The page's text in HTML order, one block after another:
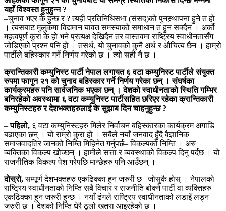
यहाँ विश्वस्त हुनुहुन्न ?
–चुनाव भएर के हुन्छ र ? त्यही प्रतिनिधिसभा (संसद)को पुनस्र्थापना हुने त हो
। त्यसबाट मुलुकमा विद्यमान यावत समस्याको समाधान त हुन सक्दैन । अर्को
महत्वपूर्ण कुरा के हो भने प्रत्यक्ष देखिदैन तर वास्तवमा राष्ट्रिय स्वाधीनतासँग
जोडिएको प्रश्न पनि हो । तसर्थ, यो चुनावको कुनै अर्थ र औचित्य छैन । हाम्रो
पार्टीले बहिस्कार गर्ने निर्णय गरेको छ । त्यो सही नै छ ।
क्रान्तिकारी कम्युनिस्ट पार्टी नेपाल लगायत ६ वटा कम्युनिस्ट पार्टीले संयुक्त
रुपमा फागुन २१ को चुनाव बहिस्कार गर्ने निर्णय गरेका छन् । संघर्षका
कार्यक्रमहरु पनि सार्वजनिक भएका छन् । देशको स्वाधीनताको स्थिति गम्भिर
बनिरहेको अवस्थामा ६ वटा कम्युनिस्ट पार्टीसहित छरिएर रहेका क्रान्तिकारी
कम्युनिस्टहरु र देशभक्तहरुलाई के सुझाब दिन चाहनुहुन्छ ?
–पहिलो, ६ वटा कम्युनिस्टहरु मिलेर निर्वाचन बहिस्कारका कार्यक्रम अगाडि
बढाएका छन् । यो राम्रो कुरा हो । सबैले नयाँ जनवाद हुँदै वैज्ञानिक
समाजवादतिर जानको निम्ति मिहिनेत गर्नुपर्छ– विकल्पको निम्ति । अरु
व्यक्तिका विकल्प खोज्छन् । हामीले सत्ता र व्यवस्थाको विकल्प दिनु पर्दछ । यो
राजनीतिक विकल्प पेश गरेपछि मान्छेहरु पनि आउँछन् ।
दोस्रो,सम्पूर्ण देशभक्तहरु एकढिक्का हुन जरुरी छ– जोसुकै होस् । नेपालको
राष्ट्रिय स्वाधीनताको निम्ति सबै विचार र राजनीति बोक्ने पार्टी वा व्यक्तिहरु
एकढिक्का हुन जरुरी हुन्छ । नयाँ ढंगले राष्ट्रिय स्वाधीनताको लडाइँ लड्न
जरुरी छ । देशको निम्ति धेरै ठूलो खतरा आइरहेको छ ।